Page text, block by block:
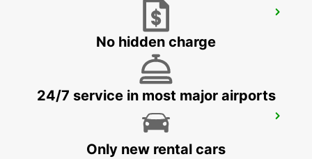
BASEL MULHOUSE AIRPORT
MULHOUSE AIRPORT
No hidden charge
24/7 service in most major airports
Only new rental cars